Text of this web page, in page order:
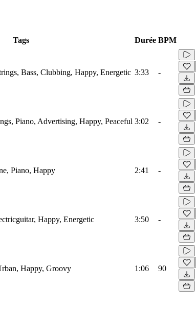
Tags Durée BPM
Bass, Clubbing, Happy, Energetic 3:33 -
Piano, Advertising, Happy, Peaceful 3:02 -
Piano, Happy 2:41 -
Happy, Energetic 3:50 -
Happy, Groovy 1:06 90